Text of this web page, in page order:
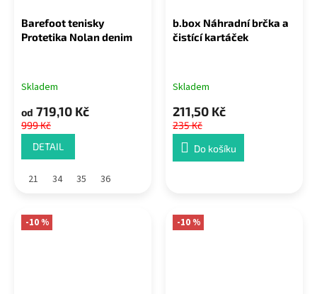
Barefoot tenisky
Protetika Nolan denim
Skladem
od 719,10 Kč
999 Kč
DETAIL
21 34 35 36
b.box Náhradní brčka a
čistící kartáček
Skladem
211,50 Kč
235 Kč
Do košíku
-10 % -10 %